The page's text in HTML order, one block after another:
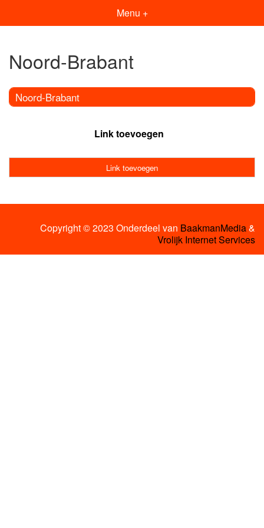
Menu +
Noord-Brabant
Noord-Brabant
Link toevoegen
Link toevoegen
Copyright © 2023 Onderdeel van BaakmanMedia&
Vrolijk Internet Services